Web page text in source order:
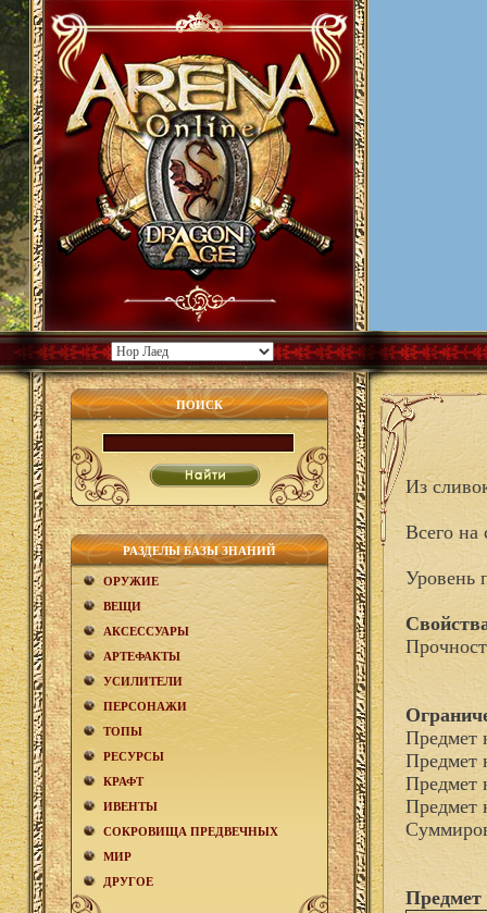
ПОИСК
РАЗДЕЛЫ БАЗЫ ЗНАНИЙ
ОРУЖИЕ
ВЕЩИ
АКCЕСCУАРЫ
АРТЕФАКТЫ
УСИЛИТЕЛИ
ПЕРСОНАЖИ
ТОПЫ
РЕСУРСЫ
КРАФТ
ИВЕНТЫ
СОКРОВИЩА ПРЕДВЕЧНЫХ
МИР
ДРУГОЕ
Из
Всего на
Уровень
Предмет
Предмет
Предмет
Предмет
Предмет